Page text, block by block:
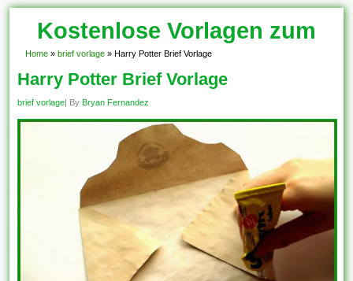
Kostenlose Vorlagen zum
Download!
Home » brief vorlage » Harry Potter Brief Vorlage
Harry Potter Brief Vorlage
brief vorlage| By Bryan Fernandez